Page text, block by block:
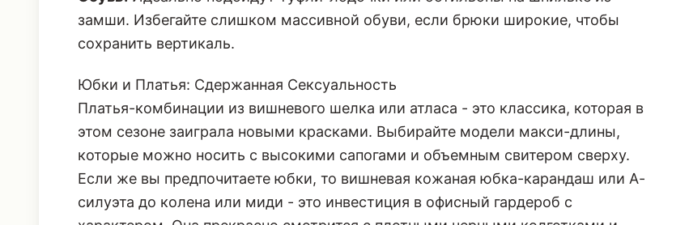
блузка в тон кожи или, для смелости, в леопардовый принт.
сохранить вертикаль.
Юбки и Платья: Сдержанная Сексуальность
Платья-комбинации из вишневого шелка или атласа - это классика, которая в
этом сезоне заиграла новыми красками. Выбирайте модели макси-длины,
которые можно носить с высокими сапогами и объемным свитером сверху.
Если же вы предпочитаете юбки, то вишневая кожаная юбка-карандаш или А-